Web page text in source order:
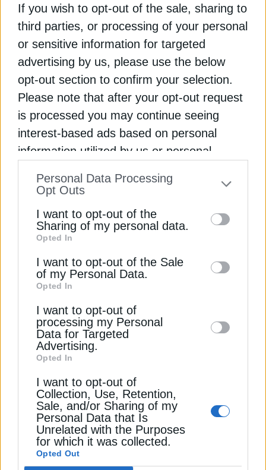
If you wish to opt-out of the sale, sharing to
third parties, or processing of your personal
or sensitive information for targeted
advertising by us, please use the below
opt-out section to confirm your selection.
Please note that after your opt-out request
is processed you may continue seeing
interest-based ads based on personal
information utilized by us or personal
to your opt-out. You may separately opt-out
information by third parties on the IAB’s list
of downstream participants. This
information may also be disclosed by us to
third parties on theIAB’s List of
Downstream Participants
disclose it to other third parties.
Personal Data Processing
Opt Outs
I want to opt-out of the
Sharing of my personal data.
Opted In
I want to opt-out of the Sale
of my Personal Data.
Opted In
I want to opt-out of
processing my Personal
Data for Targeted
Advertising.
Opted In
I want to opt-out of
Collection, Use, Retention,
Sale, and/or Sharing of my
Personal Data that Is
Unrelated with the Purposes
for which it was collected.
Opted Out
Πότε έρχεται η δεύτερη φάση πληρωμών για το
επίδομα θέρμανσης
ΕΥΔΑΠ: Πού θα γίνουν διακοπές νερού στις 12
Ιανουαρίου
Δεν ανάβει το λαμπάκι του θερμοσίφωνα στον
πίνακα; Τι σημαίνει και τι να κάνεις
ΕΝΕΡΓΕΙΑ ΕΞΟΙΚΟΝΟΜΗΣΗ ΗΛΕΚΤΡΙΚΟ ΡΕΥΜΑ
ΝΟΙΚΟΚΥΡΙΑ
ΔΕΊΤΕ ΕΠΊΣΗΣ
ΗΛΕΚΤΡΙΣΜΟΣ
Αττική: Όλες οι περιοχές με διακοπές
ρεύματος σήμερα και αύριο, 10 & 11
Ιανουαρίου